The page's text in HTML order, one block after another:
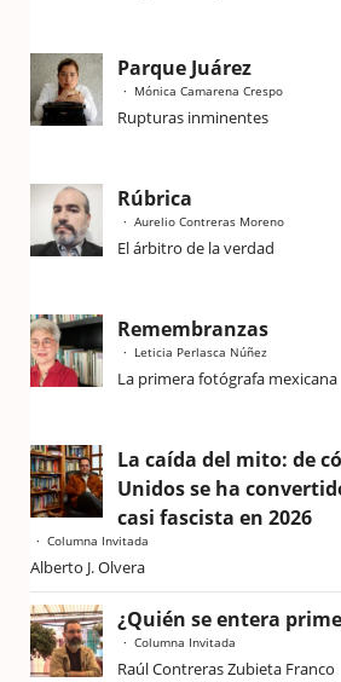
Parque Juárez
Mónica Camarena Crespo
Rupturas inminentes
Rúbrica
Aurelio Contreras Moreno
El árbitro de la verdad
Remembranzas
Leticia Perlasca Núñez
La primera fotógrafa mexicana
La caída del mito: de
Unidos se ha
casi fascista en 2026
Columna Invitada
Alberto J. Olvera
¿Quién se entera
Columna Invitada
Raúl Contreras Zubieta Franco